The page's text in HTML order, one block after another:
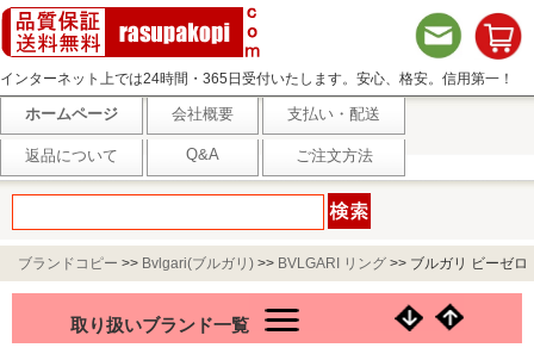
インターネット上では24時間・365日受付いたします。安心、格安。信用第一！
ホームページ 会社概要 支払い・配送
返品について Q&A ご注文方法
ブランドコピー >> Bvlgari(ブルガリ) >> BVLGARI リング >> ブルガリ ビーゼロ
取り扱いブランド一覧